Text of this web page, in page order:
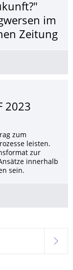
im
Zeitung
2023
zum
leisten.
zur
innerhalb
sein.
ausgewählt
weiter